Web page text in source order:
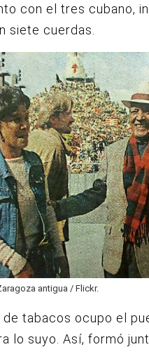
con el tres cubano,
siete cuerdas.
antigua / Flickr.
tabacos ocupo el
lo suyo. Así, formó